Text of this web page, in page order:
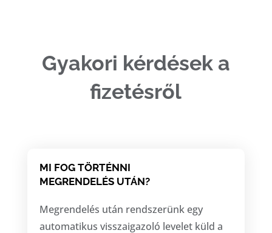
Gyakori kérdések a
fizetésről
MI FOG TÖRTÉNNI
MEGRENDELÉS UTÁN?
Megrendelés után rendszerünk egy
automatikus visszaigazoló levelet küld a